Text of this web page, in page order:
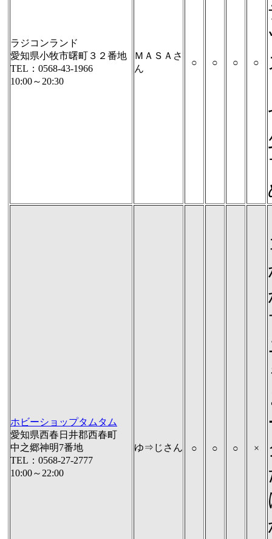
ラジコンランド
愛知県小牧市曙町３２番地
TEL：0568-43-1966
10:00～20:30
ＭＡＳＡさ
ん
○ ○ ○ ○
ホビーショップタムタム
愛知県西春日井郡西春町
中之郷神明7番地
TEL：0568-27-2777
10:00～22:00
ゆ⇒じさん ○ ○ ○ ×